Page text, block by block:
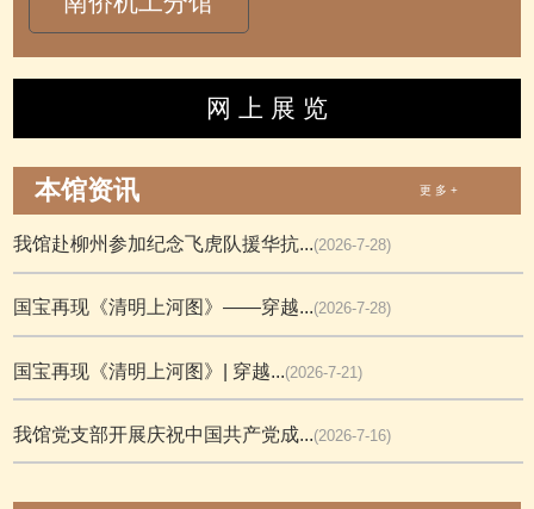
网 上 展 览
本馆资讯 更 多 +
我馆赴柳州参加纪念飞虎队援华抗...(2026-7-28)
国宝再现《清明上河图》——穿越...(2026-7-28)
国宝再现《清明上河图》| 穿越...(2026-7-21)
我馆党支部开展庆祝中国共产党成...(2026-7-16)